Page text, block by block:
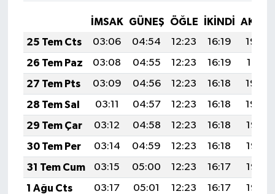
İMSAK GÜNEŞ ÖĞLE İKINDI
25 Tem Cts
03:06 04:54 12:23 16:19
19:42
26 Tem Paz
03:08 04:55 12:23 16:19
19:41
27 Tem Pts
03:09 04:56 12:23 16:18
19:40
28 Tem Sal
03:11 04:57 12:23 16:18
19:39
29 Tem Çar
03:12 04:58 12:23 16:18
19:38
30 Tem Per
03:14 04:59 12:23 16:18
19:37
31 Tem Cum
03:15 05:00 12:23 16:17
19:36
1 Ağu Cts
03:17 05:01 12:23 16:17
19:35